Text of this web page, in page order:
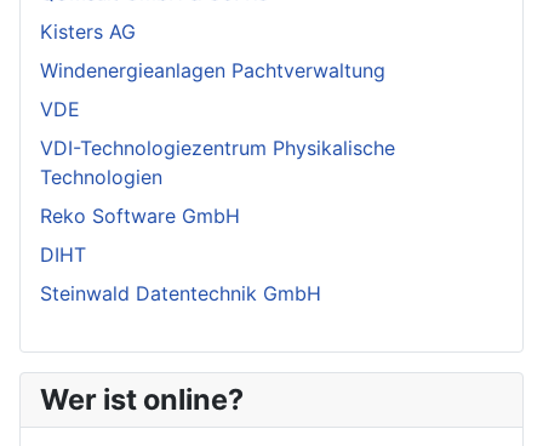
Kisters AG
Windenergieanlagen Pachtverwaltung
VDE
VDI-Technologiezentrum Physikalische
Technologien
Reko Software GmbH
DIHT
Steinwald Datentechnik GmbH
Wer ist online?